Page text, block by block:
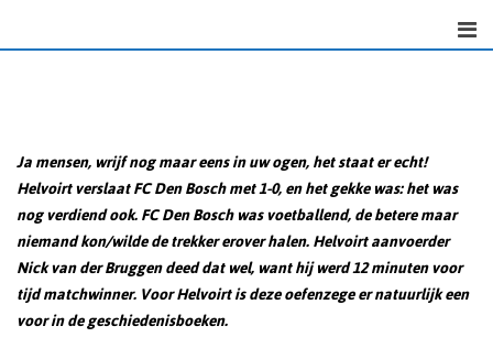
Ja mensen, wrijf nog maar eens in uw ogen, het staat er echt!
Helvoirt verslaat FC Den Bosch met 1-0, en het gekke was: het was
nog verdiend ook. FC Den Bosch was voetballend, de betere maar
niemand kon/wilde de trekker erover halen. Helvoirt aanvoerder
Nick van der Bruggen deed dat wel, want hij werd 12 minuten voor
tijd matchwinner. Voor Helvoirt is deze oefenzege er natuurlijk een
voor in de geschiedenisboeken.